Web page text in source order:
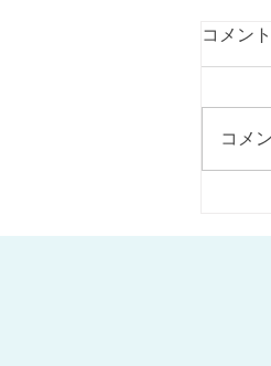
美顔
コメント
コメ